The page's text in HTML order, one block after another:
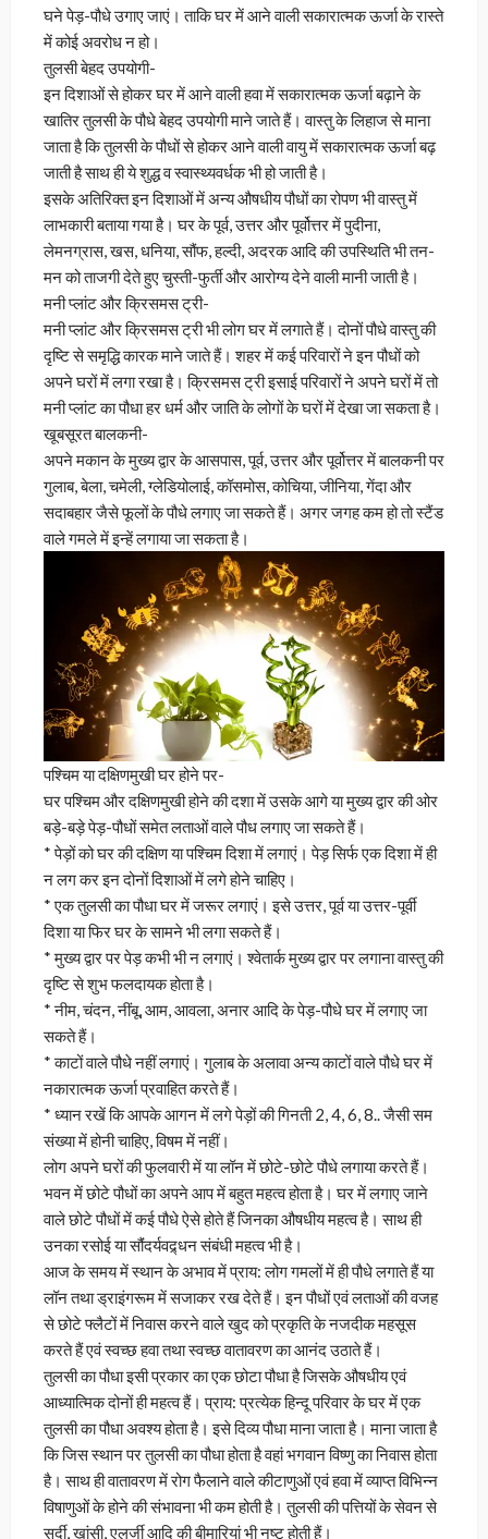
घने पेड़-पौधे उगाए जाएं। ताकि घर में आने वाली सकारात्मक ऊर्जा के रास्ते
में कोई अवरोध न हो।
तुलसी बेहद उपयोगी-
इन दिशाओं से होकर घर में आने वाली हवा में सकारात्मक ऊर्जा बढ़ाने के
खातिर तुलसी के पौधे बेहद उपयोगी माने जाते हैं। वास्तु के लिहाज से माना
जाता है कि तुलसी के पौधों से होकर आने वाली वायु में सकारात्मक ऊर्जा बढ़
जाती है साथ ही ये शुद्ध व स्वास्थ्यवर्धक भी हो जाती है।
इसके अतिरिक्त इन दिशाओं में अन्य औषधीय पौधों का रोपण भी वास्तु में
लाभकारी बताया गया है। घर के पूर्व, उत्तर और पूर्वोत्तर में पुदीना,
लेमनग्रास, खस, धनिया, सौंफ, हल्दी, अदरक आदि की उपस्थिति भी तन-
मन को ताजगी देते हुए चुस्ती-फुर्ती और आरोग्य देने वाली मानी जाती है।
मनी प्लांट और क्रिसमस ट्री-
मनी प्लांट और क्रिसमस ट्री भी लोग घर में लगाते हैं। दोनों पौधे वास्तु की
दृष्टि से समृद्धि कारक माने जाते हैं। शहर में कई परिवारों ने इन पौधों को
अपने घरों में लगा रखा है। क्रिसमस ट्री इसाई परिवारों ने अपने घरों में तो
मनी प्लांट का पौधा हर धर्म और जाति के लोगों के घरों में देखा जा सकता है।
खूबसूरत बालकनी-
अपने मकान के मुख्य द्वार के आसपास, पूर्व, उत्तर और पूर्वोत्तर में बालकनी पर
गुलाब, बेला, चमेली, ग्लेडियोलाई, कॉसमोस, कोचिया, जीनिया, गेंदा और
सदाबहार जैसे फूलों के पौधे लगाए जा सकते हैं। अगर जगह कम हो तो स्टैंड
वाले गमले में इन्हें लगाया जा सकता है।
पश्चिम या दक्षिणमुखी घर होने पर-
घर पश्चिम और दक्षिणमुखी होने की दशा में उसके आगे या मुख्य द्वार की ओर
बड़े-बड़े पेड़-पौधों समेत लताओं वाले पौध लगाए जा सकते हैं।
* पेड़ों को घर की दक्षिण या पश्चिम दिशा में लगाएं। पेड़ सिर्फ एक दिशा में ही
न लग कर इन दोनों दिशाओं में लगे होने चाहिए।
* एक तुलसी का पौधा घर में जरूर लगाएं। इसे उत्तर, पूर्व या उत्तर-पूर्वी
दिशा या फिर घर के सामने भी लगा सकते हैं।
* मुख्य द्वार पर पेड़ कभी भी न लगाएं। श्वेतार्क मुख्य द्वार पर लगाना वास्तु की
दृष्टि से शुभ फलदायक होता है।
* नीम, चंदन, नींबू, आम, आवला, अनार आदि के पेड़-पौधे घर में लगाए जा
सकते हैं।
* काटों वाले पौधे नहीं लगाएं। गुलाब के अलावा अन्य काटों वाले पौधे घर में
नकारात्मक ऊर्जा प्रवाहित करते हैं।
* ध्यान रखें कि आपके आगन में लगे पेड़ों की गिनती 2, 4, 6, 8.. जैसी सम
संख्या में होनी चाहिए, विषम में नहीं।
लोग अपने घरों की फुलवारी में या लॉन में छोटे-छोटे पौधे लगाया करते हैं।
भवन में छोटे पौधों का अपने आप में बहुत महत्व होता है। घर में लगाए जाने
वाले छोटे पौधों में कई पौधे ऐसे होते हैं जिनका औषधीय महत्व है। साथ ही
उनका रसोई या सौंंदर्यवद्र्धन संबंधी महत्व भी है।
आज के समय में स्थान के अभाव में प्राय: लोग गमलों में ही पौधे लगाते हैं या
लॉन तथा ड्राइंगरूम में सजाकर रख देते हैं। इन पौधों एवं लताओं की वजह
से छोटे फ्लैटों में निवास करने वाले खुद को प्रकृति के नजदीक महसूस
करते हैं एवं स्वच्छ हवा तथा स्वच्छ वातावरण का आनंद उठाते हैं।
तुलसी का पौधा इसी प्रकार का एक छोटा पौधा है जिसके औषधीय एवं
आध्यात्मिक दोनों ही महत्व हैं। प्राय: प्रत्येक हिन्दू परिवार के घर में एक
तुलसी का पौधा अवश्य होता है। इसे दिव्य पौधा माना जाता है। माना जाता है
कि जिस स्थान पर तुलसी का पौधा होता है वहां भगवान विष्णु का निवास होता
है। साथ ही वातावरण में रोग फैलाने वाले कीटाणुओं एवं हवा में व्याप्त विभिन्न
विषाणुओं के होने की संभावना भी कम होती है। तुलसी की पत्तियों के सेवन से
सर्दी, खांसी, एलर्जी आदि की बीमारियां भी नष्ट होती हैं।